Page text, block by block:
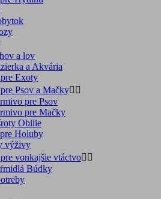
a lov
a Akvária
Exoty
Psov a Mačky 
pre Psov
pre Mačky
Obilie
Holuby
výživy
vonkajšie vtáctvo 
Búdky